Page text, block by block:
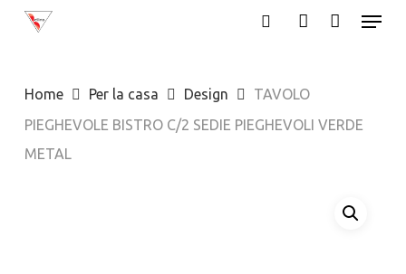
Skip
content
Menu
Home Per la casa Design
TAVOLO
PIEGHEVOLE BISTRO C/2 SEDIE PIEGHEVOLI VERDE
METAL